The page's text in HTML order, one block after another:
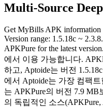
Multi-Source
Get MyBills APK information
Version range: 1.5.18c ~
APKPure for the latest
에서 이용 가능합니다.
하고, Aptoide는 버전
에서 Aptoide는 가장 컴팩
는 APKPure의 버전 7.9 MB
의 독립적인 소스